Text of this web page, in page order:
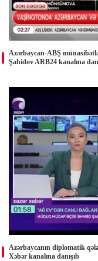
Azərbaycan-ABŞ
Şahidov ARB24 kanalına
Azərbaycanın diplomatik
Xəbər kanalına danışıb